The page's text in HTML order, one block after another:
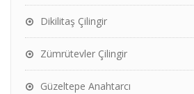
Dikilitaş Çilingir
Zümrütevler Çilingir
Güzeltepe Anahtarcı